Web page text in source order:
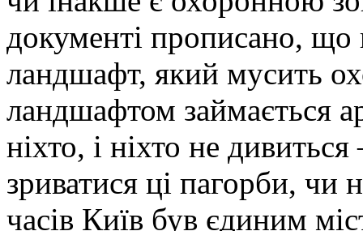
документі прописано, що
ландшафт, який мусить
ландшафтом займається
ніхто, і ніхто не
зриватися ці пагорби, чи
часів Київ був єдиним